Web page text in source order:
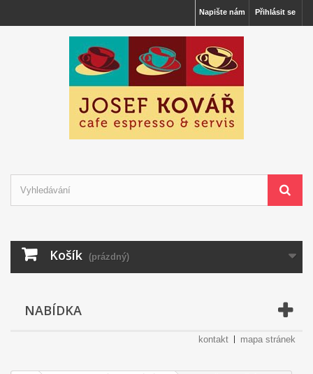
Přihlásit se
Napište nám
Košík (prázdný)
NABÍDKA
kontakt mapa stránek